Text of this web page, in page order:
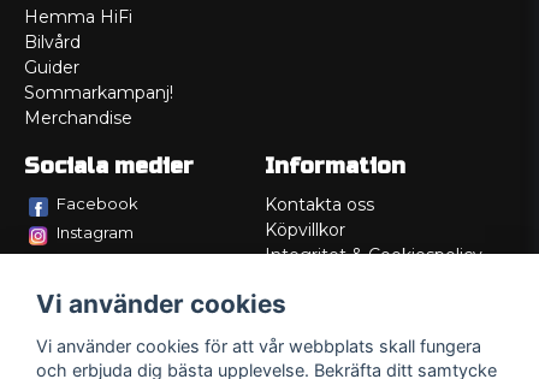
Hemma HiFi
Bilvård
Guider
Sommarkampanj!
Merchandise
Sociala medier
Facebook
Instagram
Information
Kontakta oss
Köpvillkor
Integritet & Cookiespolicy
Service/Garanti
Lådritning
Vi använder cookies
Vi använder cookies för att vår webbplats skall fungera
och erbjuda dig bästa upplevelse. Bekräfta ditt samtycke